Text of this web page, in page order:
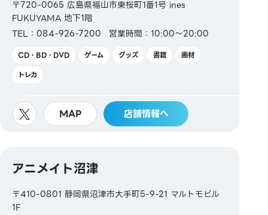
〒720-0065 広島県福山市東桜町1番1号 ines
FUKUYAMA 地下1階
TEL：084-926-7200
営業時間：10:00～20:00
CD・BD・DVD ゲーム グッズ 書籍
画材
トレカ
MAP 店舗情報へ
アニメイト沼津
〒410-0801 静岡県沼津市大手町5-9-21 マルトモビル
1F